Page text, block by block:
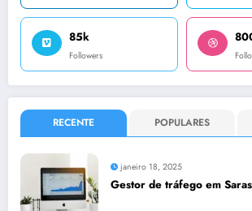
85k
Followers
RECENTE POPULARES
janeiro 18, 2025
Gestor de tráfego em